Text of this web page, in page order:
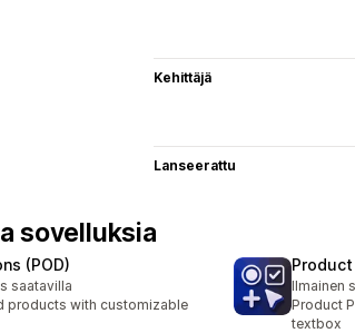
Kehittäjä
Lanseerattu
sovelluksia
(POD)
saatavilla
products with customizable
Ilmainen
Product
textbox